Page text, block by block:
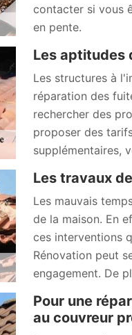
contacter si vous
en pente.
Les aptitudes
Les structures à
réparation des
rechercher des
proposer des
supplémentaires,
Les travaux
Les mauvais
de la maison. En
ces interventions
Rénovation peut
engagement. De
Pour une
au couvreur